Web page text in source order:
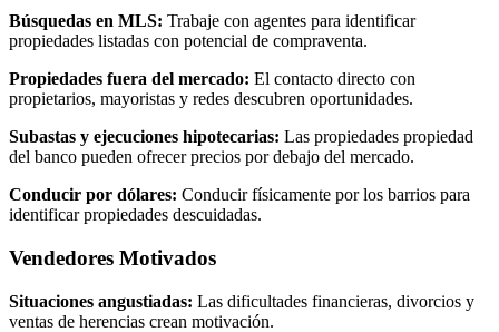
Búsquedas en MLS: Trabaje con agentes para identificar
propiedades listadas con potencial de compraventa.
Propiedades fuera del mercado: El contacto directo con
propietarios, mayoristas y redes descubren oportunidades.
Subastas y ejecuciones hipotecarias: Las propiedades propiedad
del banco pueden ofrecer precios por debajo del mercado.
Conducir por dólares: Conducir físicamente por los barrios para
identificar propiedades descuidadas.
Vendedores Motivados
Situaciones angustiadas: Las dificultades financieras, divorcios y
ventas de herencias crean motivación.